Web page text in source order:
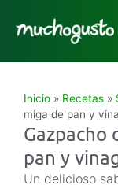
Inicio » Recetas »
miga de pan y
Gazpacho
pan y
Un delicioso